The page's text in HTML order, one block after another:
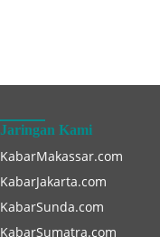
Jaringan Kami
KabarMakassar.com
KabarJakarta.com
KabarSunda.com
KabarSumatra.com